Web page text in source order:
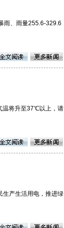
雨、雨量255.6-329.6
温将升至37℃以上，请
生产生活用电，推进绿